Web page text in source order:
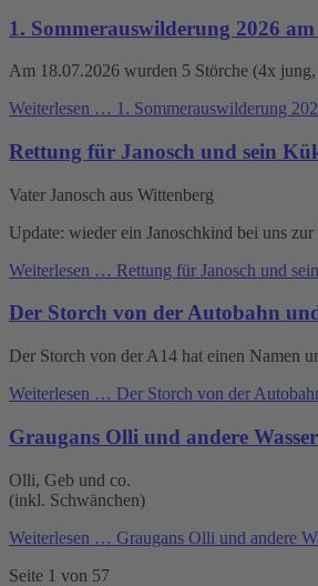
1. Sommerauswilderung 2026
Am 18.07.2026 wurden 5 Störche (4x
Weiterlesen … 1. Sommerauswilderung
Rettung für Janosch und sein
Vater Janosch aus Wittenberg
Update: wieder ein Janoschkind bei uns zur
Weiterlesen … Rettung für Janosch und
Der Storch von der Autobahn
Der Storch von der A14 hat einen Namen
Weiterlesen … Der Storch von der
Graugans Olli und andere
Olli, Geb und co.
(inkl. Schwänchen)
Weiterlesen … Graugans Olli und andere
Seite 1 von 57